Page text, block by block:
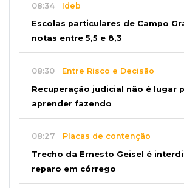
08:34 Ideb
Escolas particulares de Campo
notas entre 5,5 e 8,3
08:30 Entre Risco e Decisão
Recuperação judicial não é lugar
aprender fazendo
08:27 Placas de contenção
Trecho da Ernesto Geisel é
reparo em córrego